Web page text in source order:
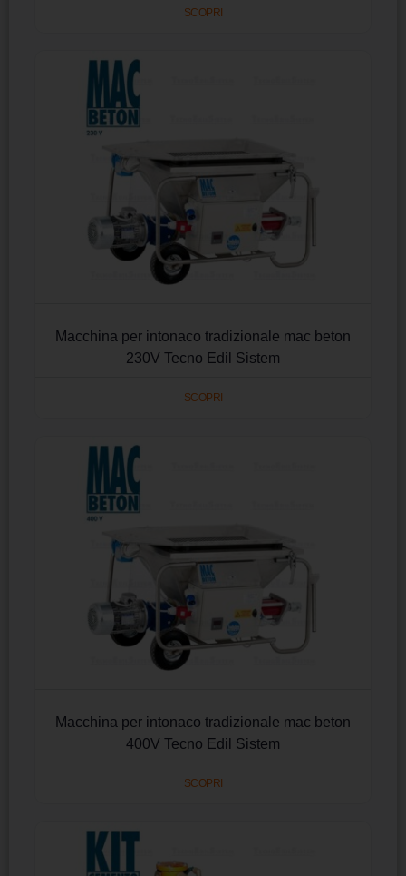
SCOPRI
Macchina per intonaco tradizionale mac beton
230V Tecno Edil Sistem
SCOPRI
Macchina per intonaco tradizionale mac beton
400V Tecno Edil Sistem
SCOPRI